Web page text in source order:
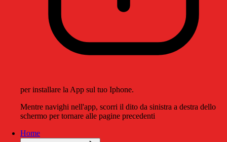
per installare la App sul tuo Iphone.
Mentre navighi nell'app, scorri il dito da sinistra a destra dello
schermo per tornare alle pagine precedenti
Home